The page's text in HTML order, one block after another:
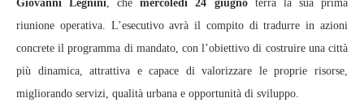
Giovanni Legnini , che mercoledì 24 giugnoterrà la sua prima
riunione operativa. L’esecutivo avrà il compito di tradurre in azioni
concrete il programma di mandato, con l’obiettivo di costruire una città
più dinamica, attrattiva e capace di valorizzare le proprie risorse,
migliorando servizi, qualità urbana e opportunità di sviluppo.